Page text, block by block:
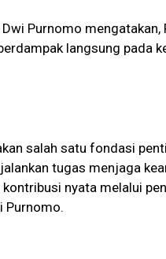
Dwi Purnomo
langsung pada
salah satu fondasi
tugas menjaga
nyata melalui
Purnomo.